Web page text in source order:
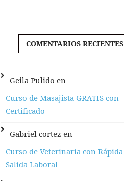
COMENTARIOS RECIENTES
Geila Pulido en
Curso de Masajista GRATIS con
Certificado
Gabriel cortez en
Curso de Veterinaria con Rápida
Salida Laboral